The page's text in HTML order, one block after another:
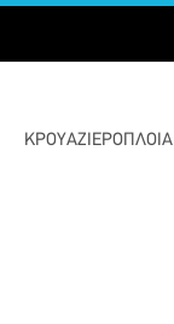
ΚΡΟΥΑΖΙΕΡΌΠΛΟΙΑ